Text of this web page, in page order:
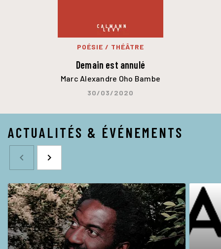
POÉSIE / THÉÂTRE
Demain est annulé
Marc Alexandre Oho Bambe
30/03/2020
ACTUALITÉS & ÉVÉNEMENTS
navigate_before navigate_next